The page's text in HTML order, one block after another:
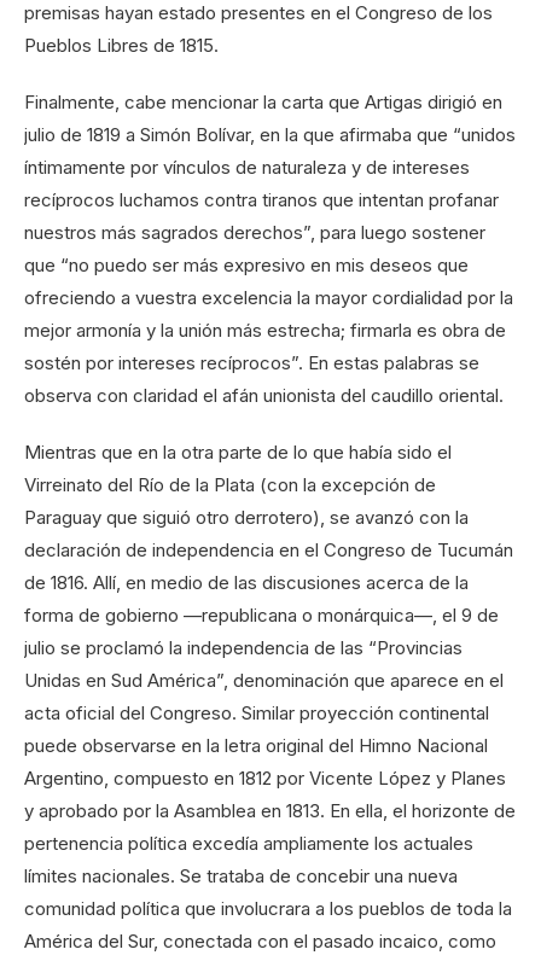
premisas hayan estado presentes en el Congreso de los
Pueblos Libres de 1815.
Finalmente, cabe mencionar la carta que Artigas dirigió en
julio de 1819 a Simón Bolívar, en la que afirmaba que “unidos
íntimamente por vínculos de naturaleza y de intereses
recíprocos luchamos contra tiranos que intentan profanar
nuestros más sagrados derechos”, para luego sostener
que “no puedo ser más expresivo en mis deseos que
ofreciendo a vuestra excelencia la mayor cordialidad por la
mejor armonía y la unión más estrecha; firmarla es obra de
sostén por intereses recíprocos”. En estas palabras se
observa con claridad el afán unionista del caudillo oriental.
Mientras que en la otra parte de lo que había sido el
Virreinato del Río de la Plata (con la excepción de
Paraguay que siguió otro derrotero), se avanzó con la
declaración de independencia en el Congreso de Tucumán
de 1816. Allí, en medio de las discusiones acerca de la
forma de gobierno —republicana o monárquica—, el 9 de
julio se proclamó la independencia de las “Provincias
Unidas en Sud América”, denominación que aparece en el
acta oficial del Congreso. Similar proyección continental
puede observarse en la letra original del Himno Nacional
Argentino, compuesto en 1812 por Vicente López y Planes
y aprobado por la Asamblea en 1813. En ella, el horizonte de
pertenencia política excedía ampliamente los actuales
límites nacionales. Se trataba de concebir una nueva
comunidad política que involucrara a los pueblos de toda la
América del Sur, conectada con el pasado incaico, como